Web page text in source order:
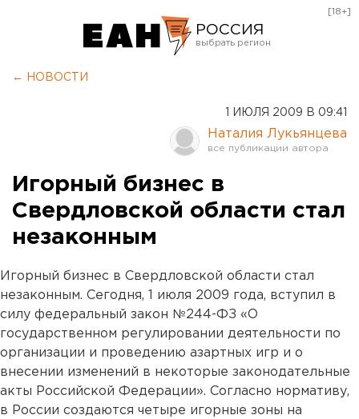
РОССИЯ
Оренбург
[18+]
← НОВОСТИ
1 ИЮЛЯ 2009 В 09:41
Наталия Лукьянцева
Игорный бизнес в
Свердловской области стал
незаконным
Игорный бизнес в Свердловской области стал
незаконным. Сегодня, 1 июля 2009 года, вступил в
силу федеральный закон №244-ФЗ «О
государственном регулировании деятельности по
организации и проведению азартных игр и о
внесении изменений в некоторые законодательные
акты Российской Федерации». Согласно нормативу,
в России создаются четыре игорные зоны на